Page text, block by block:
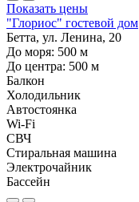
Показать цены
"Глориос" гостевой дом
Бетта, ул. Ленина, 20
До моря: 500 м
До центра: 500 м
Балкон
Холодильник
Автостоянка
Wi-Fi
СВЧ
Стиральная машина
Электрочайник
Бассейн